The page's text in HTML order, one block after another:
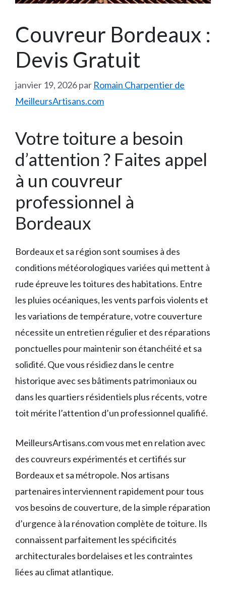
Couvreur Bordeaux :
Devis Gratuit
janvier 19, 2026par Romain Charpentier de
MeilleursArtisans.com
Votre toiture a besoin
d’attention ? Faites appel
à un couvreur
professionnel à
Bordeaux
Bordeaux et sa région sont soumises à des
conditions météorologiques variées qui mettent à
rude épreuve les toitures des habitations. Entre
les pluies océaniques, les vents parfois violents et
les variations de température, votre couverture
nécessite un entretien régulier et des réparations
ponctuelles pour maintenir son étanchéité et sa
solidité. Que vous résidiez dans le centre
historique avec ses bâtiments patrimoniaux ou
dans les quartiers résidentiels plus récents, votre
toit mérite l’attention d’un professionnel qualifié.
MeilleursArtisans.com vous met en relation avec
des couvreurs expérimentés et certifiés sur
Bordeaux et sa métropole. Nos artisans
partenaires interviennent rapidement pour tous
vos besoins de couverture, de la simple réparation
d’urgence à la rénovation complète de toiture. Ils
connaissent parfaitement les spécificités
architecturales bordelaises et les contraintes
liées au climat atlantique.